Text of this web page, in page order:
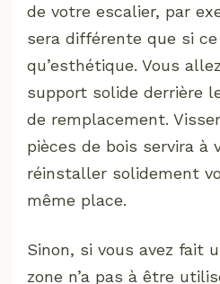
de votre escalier, par
sera différente que si ce
qu’esthétique. Vous
support solide derrière
de remplacement.
pièces de bois servira à
réinstaller solidement
même place.
Sinon, si vous avez fait
zone n’a pas à être